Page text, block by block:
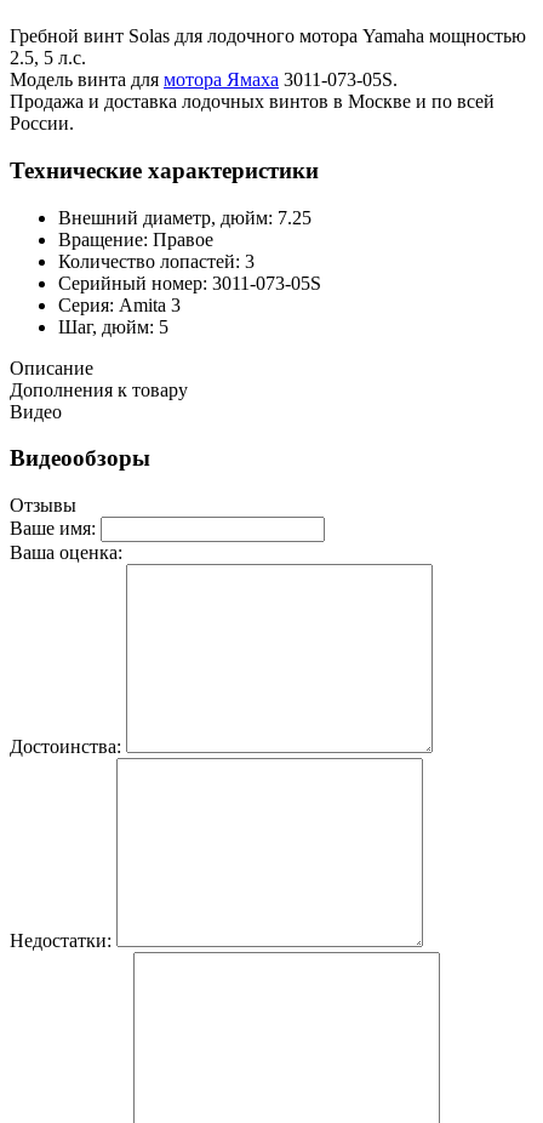
Гребной винт Solas для лодочного мотора Yamaha мощностью
2.5, 5 л.с.
Модель винта для мотора Ямаха 3011-073-05S.
Продажа и доставка лодочных винтов в Москве и по всей
России.
Технические характеристики
Внешний диаметр, дюйм: 7.25
Вращение: Правое
Количество лопастей: 3
Серийный номер: 3011-073-05S
Серия: Amita 3
Шаг, дюйм: 5
Описание
Дополнения к товару
Видео
Видеообзоры
Отзывы
Ваше имя:
Ваша оценка:
Достоинства:
Недостатки: